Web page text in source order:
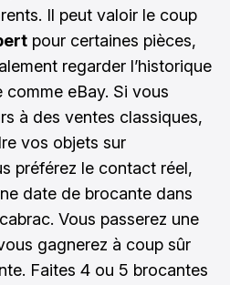
Il peut valoir le coup
pour certaines pièces,
regarder l’historique
eBay. Si vous
à des ventes classiques,
vos objets sur
préférez le contact réel,
date de brocante dans
Vous passerez une
gagnerez à coup sûr
Faites 4 ou 5 brocantes